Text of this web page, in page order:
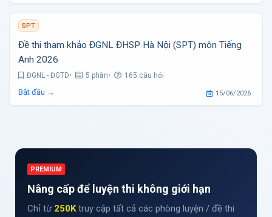
SPT
Đề thi tham khảo ĐGNL ĐHSP Hà Nội (SPT) môn Tiếng
Anh 2026
ĐGNL - ĐGTD 5 phần 165 câu hỏi
Bắt đầu → 15/06/2026
PREMIUM
Nâng cấp để luyện thi không giới hạn
Chỉ từ 250Ktruy cập tất cả các phòng luyện / đề thi